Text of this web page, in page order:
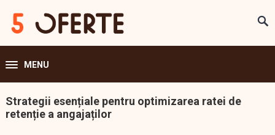
MENU
Strategii esențiale pentru optimizarea ratei de
retenție a angajaților